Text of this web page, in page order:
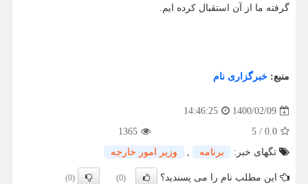
گرفته ما از آن استقبال کرده ایم.
منبع: خبرگزاری نام
1400/02/09
14:46:25
0.0
/
5
1365
تگهای خبر:
برنامه , وزیر امور خارجه
این مطلب نام را می پسندید؟ (0)
(0)